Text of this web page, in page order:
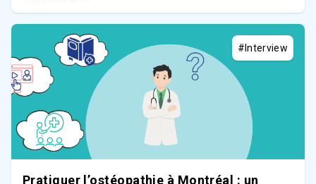
#Interview
Pratiquer l’ostéopathie à Montréal : un